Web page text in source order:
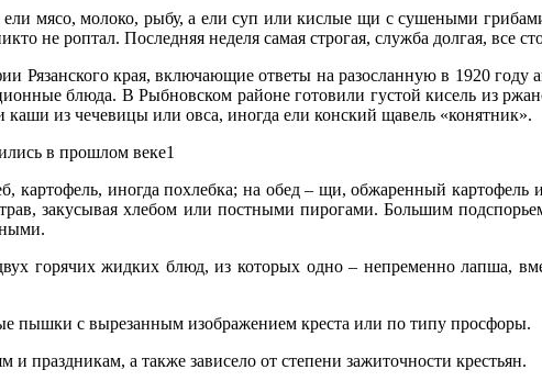
мясо, молоко, рыбу, а ели суп или кислые щи с сушеными грибами,
не роптал. Последняя неделя самая строгая, служба долгая, все
Рязанского края, включающие ответы на разосланную в 1920 году
блюда. В Рыбновском районе готовили густой кисель из
из чечевицы или овса, иногда ели конский щавель «конятник».
картофель, иногда похлебка; на обед – щи, обжаренный
закусывая хлебом или постными пирогами. Большим
горячих жидких блюд, из которых одно – непременно лапша,
пышки с вырезанным изображением креста или по типу просфоры.
праздникам, а также зависело от степени зажиточности крестьян.